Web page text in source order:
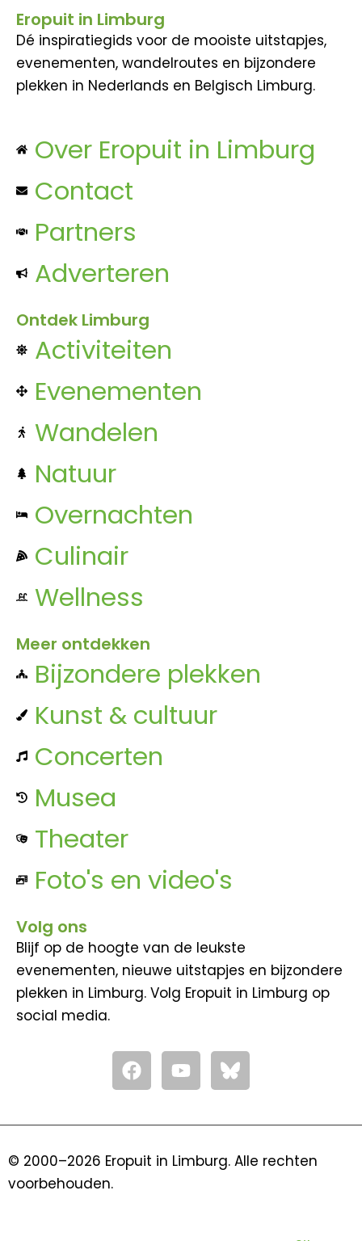
Eropuit in Limburg
Dé inspiratiegids voor de mooiste uitstapjes,
evenementen, wandelroutes en bijzondere
plekken in Nederlands en Belgisch Limburg.
Over Eropuit in Limburg
Contact
Partners
Adverteren
Ontdek Limburg
Activiteiten
Evenementen
Wandelen
Natuur
Overnachten
Culinair
Wellness
Meer ontdekken
Bijzondere plekken
Kunst & cultuur
Concerten
Musea
Theater
Foto's en video's
Volg ons
Blijf op de hoogte van de leukste
evenementen, nieuwe uitstapjes en bijzondere
plekken in Limburg. Volg Eropuit in Limburg op
social media.
F
a
c
o
Y
o
u
b
© 2000–2026 Eropuit in Limburg. Alle rechten
voorbehouden.